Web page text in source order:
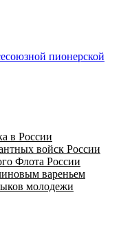
пионерской
в России
войск России
Флота России
вареньем
молодежи